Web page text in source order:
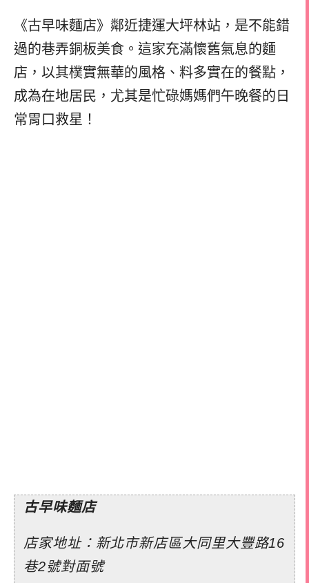
《古早味麵店》鄰近捷運大坪林站，是不能錯
過的巷弄銅板美食。這家充滿懷舊氣息的麵
店，以其樸實無華的風格、料多實在的餐點，
成為在地居民，尤其是忙碌媽媽們午晚餐的日
常胃口救星！
古早味麵店
店家地址：新北市新店區大同里大豐路16
巷2號對面號